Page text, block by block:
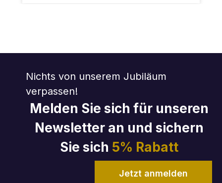
Nichts von unserem Jubiläum
verpassen!
Melden Sie sich für unseren
Newsletter an und sichern
Sie sich 5% Rabatt
Jetzt anmelden